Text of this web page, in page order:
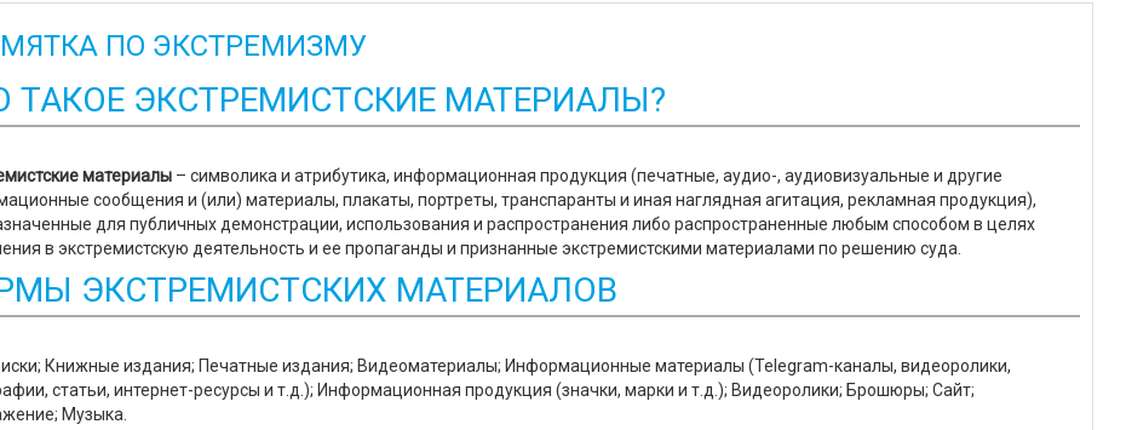
ПО ЭКСТРЕМИЗМУ
ТАКОЕ ЭКСТРЕМИСТСКИЕ МАТЕРИАЛЫ?
материалы – символика и атрибутика, информационная продукция (печатные, аудио-, аудиовизуальные и другие
сообщения и (или) материалы, плакаты, портреты, транспаранты и иная наглядная агитация, рекламная продукция),
для публичных демонстрации, использования и распространения либо распространенные любым способом в целях
в экстремистскую деятельность и ее пропаганды и признанные экстремистскими материалами по решению суда.
ЭКСТРЕМИСТСКИХ МАТЕРИАЛОВ
Книжные издания; Печатные издания; Видеоматериалы; Информационные материалы (Telegram-каналы, видеоролики,
статьи, интернет-ресурсы и т.д.); Информационная продукция (значки, марки и т.д.); Видеоролики; Брошюры; Сайт;
Музыка.